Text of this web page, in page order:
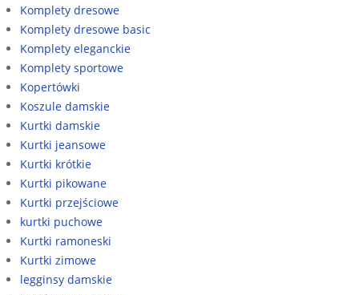
Komplety dresowe
Komplety dresowe basic
Komplety eleganckie
Komplety sportowe
Kopertówki
Koszule damskie
Kurtki damskie
Kurtki jeansowe
Kurtki krótkie
Kurtki pikowane
Kurtki przejściowe
kurtki puchowe
Kurtki ramoneski
Kurtki zimowe
legginsy damskie